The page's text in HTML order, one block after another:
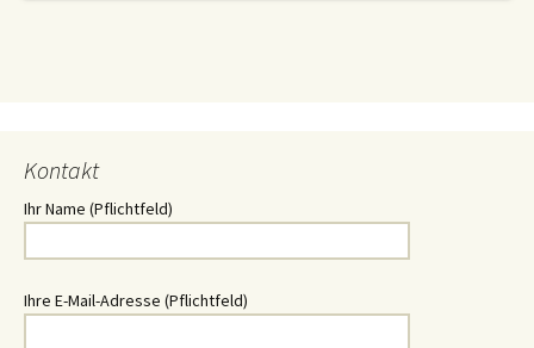
Kontakt
Ihr Name (Pflichtfeld)
Ihre E-Mail-Adresse (Pflichtfeld)